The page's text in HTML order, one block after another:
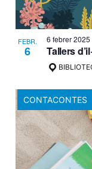
FEBR.
6
6 febrer 2025
Tallers
CONTACONTES